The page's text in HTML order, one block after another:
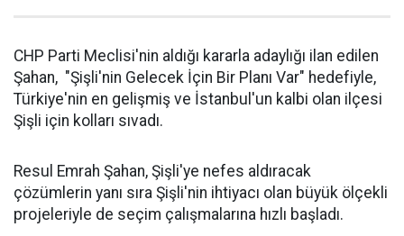
CHP Parti Meclisi'nin aldığı kararla adaylığı ilan edilen
Şahan, "Şişli'nin Gelecek İçin Bir Planı Var" hedefiyle,
Türkiye'nin en gelişmiş ve İstanbul'un kalbi olan ilçesi
Şişli için kolları sıvadı.
Resul Emrah Şahan, Şişli'ye nefes aldıracak
çözümlerin yanı sıra Şişli'nin ihtiyacı olan büyük ölçekli
projeleriyle de seçim çalışmalarına hızlı başladı.